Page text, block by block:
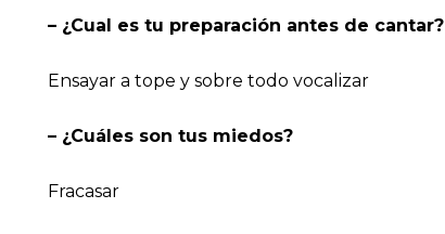
– ¿Cual es tu preparación antes de cantar?
Ensayar a tope y sobre todo vocalizar
– ¿Cuáles son tus miedos?
Fracasar